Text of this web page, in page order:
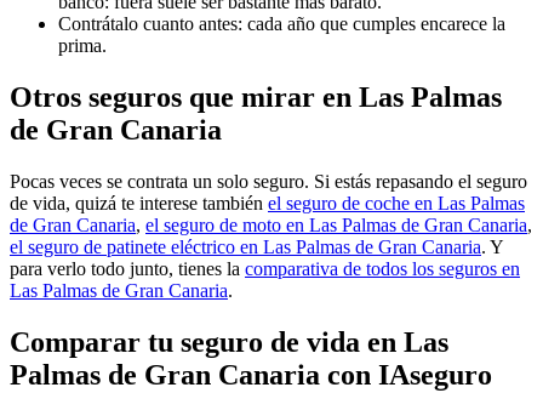
Contrátalo cuanto antes: cada año que cumples encarece la
prima.
Otros seguros que mirar en Las Palmas
de Gran Canaria
Pocas veces se contrata un solo seguro. Si estás repasando el seguro
de vida, quizá te interese también el seguro de coche en Las Palmas
de Gran Canaria, el seguro de moto en Las Palmas de Gran Canaria,
el seguro de patinete eléctrico en Las Palmas de Gran Canaria. Y
para verlo todo junto, tienes la comparativa de todos los seguros en
Las Palmas de Gran Canaria.
Comparar tu seguro de vida en Las
Palmas de Gran Canaria con IAseguro